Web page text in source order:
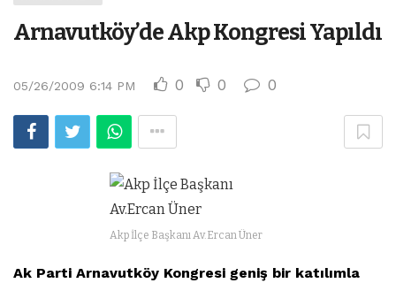
Arnavutköy’de Akp Kongresi Yapıldı
05/26/2009 6:14 PM 0 0 0
Akp İlçe Başkanı Av.Ercan Üner
Ak Parti Arnavutköy Kongresi geniş bir katılımla